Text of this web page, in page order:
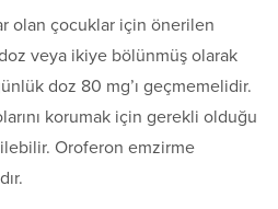
olan çocuklar için önerilen
veya ikiye bölünmüş olarak
doz 80 mg’ı geçmemelidir.
korumak için gerekli olduğu
Oroferon emzirme